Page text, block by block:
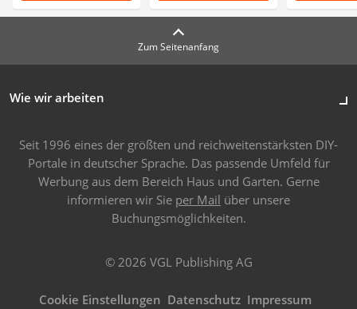
Zum Seitenanfang
Wie wir arbeiten
Seit 1996 eines der größten und reichweitenstärksten DIY-
Portale in deutscher Sprache. Das passende Umfeld für
Werbung aus dem Bereich Haus und Garten. Gerne
informieren wir Sie per Mail über unsere
Buchungsmöglichkeiten.
© 2026 VGL Publishing AG
Cookie Einstellungen Datenschutz Impressum